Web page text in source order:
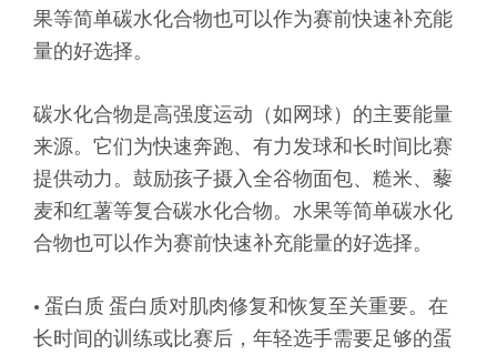
果等简单碳水化合物也可以作为赛前快速补充能
量的好选择。
碳水化合物是高强度运动（如网球）的主要能量
来源。它们为快速奔跑、有力发球和长时间比赛
提供动力。鼓励孩子摄入全谷物面包、糙米、藜
麦和红薯等复合碳水化合物。水果等简单碳水化
合物也可以作为赛前快速补充能量的好选择。
• 蛋白质 蛋白质对肌肉修复和恢复至关重要。在
长时间的训练或比赛后，年轻选手需要足够的蛋